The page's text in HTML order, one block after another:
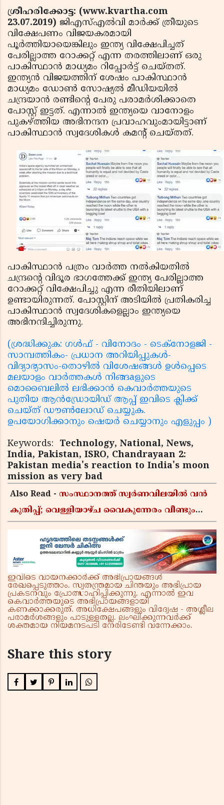
ശ്രീഹരിക്കോട്ട: (www.kvartha.com
23.07.2019) ജിഎസ്എല്‍വി മാര്‍ക്ക് ത്രീയുടെ
വിക്ഷേപണം വിജയകരമായി
പൂര്‍ത്തിയായെങ്കിലും ഇന്ത്യ വിക്ഷേപിച്ചത്
പേരില്ലാത്ത റോക്കറ്റ് എന്ന തരത്തിലാണ് ഒരു
പാകിസ്ഥാന്‍ മാധ്യമം റിപ്പോര്‍ട്ട് ചെയ്തത്.
ഇന്ത്യന്‍ വിജയത്തിന് ശേഷം പാകിസ്ഥാന്‍
മാധ്യമം ഡോണ്‍ സോഷ്യല്‍ മീഡിയയില്‍
ചന്ദ്രയാന്‍ രണ്ടിന്റെ പേരു പരാമര്‍ശിക്കാതെ
പോസ്റ്റ് ഇട്ടത്. എന്നാല്‍ ഇന്ത്യയെ വാനോളം
പുകഴ്ത്തിയ അഭിനന്ദന പ്രവാഹവുംമായിട്ടാണ്
പാകിസ്ഥാന്‍ സ്വദേശികള്‍ കമന്റ് ചെയ്തത്.
പാകിസ്ഥാന്‍ പത്രം വാര്‍ത്ത നല്‍കിയതില്‍
ചന്ദ്രന്റെ വിദൂര ഭാഗത്തേക്ക് ഇന്ത്യ പേരില്ലാത്ത
റോക്കറ്റ് വിക്ഷേപിച്ചു എന്ന രീതിയിലാണ്
ഉണ്ടായിരുന്നത്. പോസ്റ്റിന് അടിയില്‍ പ്രതികരിച്ച
പാകിസ്ഥാന്‍ സ്വദേശികളെല്ലാം ഇന്ത്യയെ
അഭിനന്ദിച്ചിരുന്നു.
(ശ്രദ്ധിക്കുക: ഗൾഫ് - വിനോദം - ടെക്നോളജി -
സാമ്പത്തികം- പ്രധാന അറിയിപ്പുകൾ-
വിദ്യാഭ്യാസം-തൊഴിൽ വിശേഷങ്ങൾ ഉൾപ്പെടെ
മലയാളം വാർത്തകൾ നിങ്ങaളുടെ
മൊബൈലിൽ ലഭിക്കാൻ കെവാർത്തയുടെ
പുതിയ ആൻഡ്രോയിഡ് ആപ്പ് ഇവിടെ ക്ലിക്ക്
ചെയ്ത് ഡൗൺലോഡ് ചെയ്യുക.
ഉപയോഗിക്കാനും ഷെയർ ചെയ്യാനും എളുപ്പം )
Keywords: Technology, National, News,
India, Pakistan, ISRO, Chandrayaan 2:
Pakistan media's reaction to India's moon
mission as very bad
Also Read - സംസ്ഥാനത്ത് സ്വർണവിലയിൽ വൻ
കുതിപ്പ്; വെള്ളിയാഴ്ച വൈകുന്നേരം വീണ്ടും
ഇവിടെ വായനക്കാർക്ക് അഭിപ്രായങ്ങൾ
രേഖപ്പെടുത്താം. സ്വതന്ത്രമായ ചിന്തയും അഭിപ്രായ
പ്രകടനവും പ്രോത്സാഹിപ്പിക്കുന്നു. എന്നാൽ ഇവ
കെവാർത്തയുടെ അഭിപ്രായങ്ങളായി
കണക്കാക്കരുത്. അധിക്ഷേപങ്ങളും വിദ്വേഷ - അശ്ലീല
പരാമർശങ്ങളും പാടുള്ളതല്ല. ലംഘിക്കുന്നവർക്ക്
ശക്തമായ നിയമനടപടി നേരിടേണ്ടി വന്നേക്കാം.
Share this story